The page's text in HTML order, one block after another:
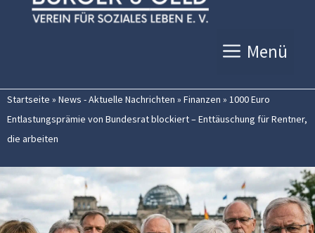
Menü
Startseite » News - Aktuelle Nachrichten » Finanzen » 1000 Euro
Entlastungsprämie von Bundesrat blockiert – Enttäuschung für Rentner,
die arbeiten